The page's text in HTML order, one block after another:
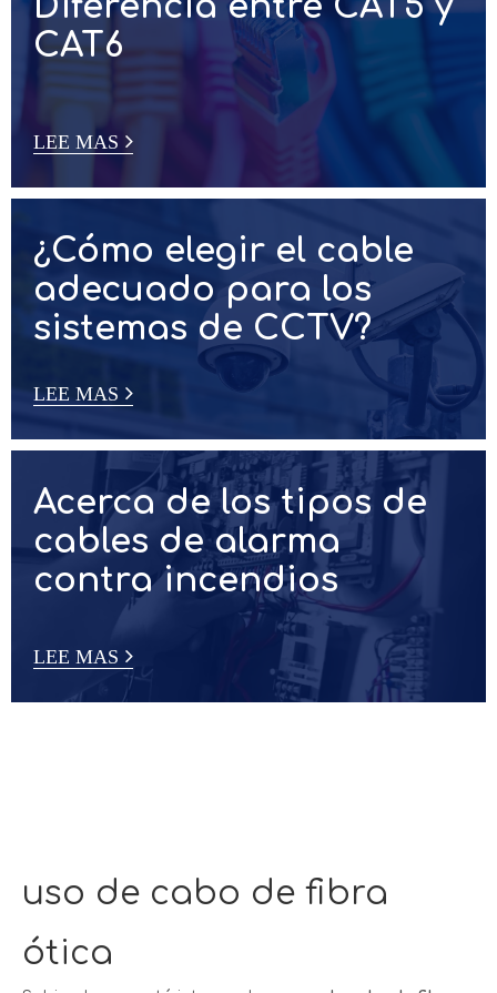
LEE MAS
Diferencia entre CAT5 y
CAT6
LEE MAS
¿Cómo elegir el cable
adecuado para los
sistemas de CCTV?
LEE MAS
Acerca de los tipos de
cables de alarma
uso de cabo de fibra
ótica